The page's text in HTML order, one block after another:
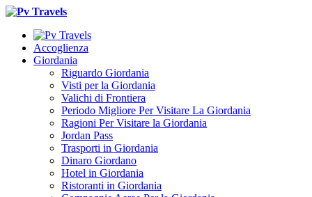
Accoglienza
Giordania
Riguardo Giordania
Visti per la Giordania
Valichi di Frontiera
Periodo Migliore Per Visitare La Giordania
Ragioni Per Visitare la Giordania
Jordan Pass
Trasporti in Giordania
Dinaro Giordano
Hotel in Giordania
Ristoranti in Giordania